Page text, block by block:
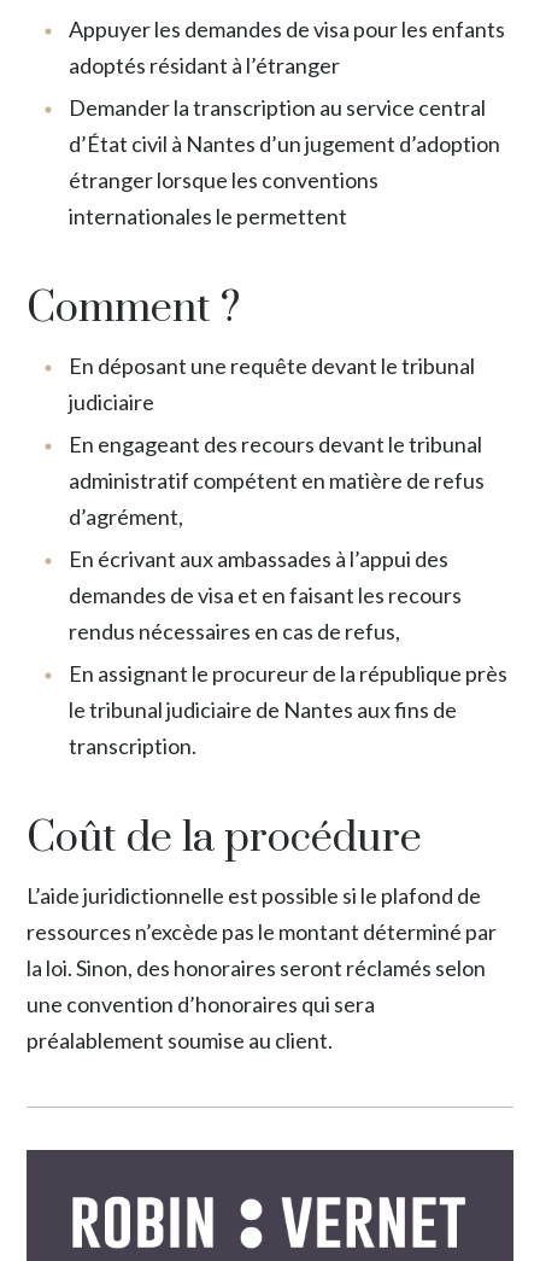
Appuyer les demandes de visa pour les enfants
adoptés résidant à l’étranger
Demander la transcription au service central
d’État civil à Nantes d’un jugement d’adoption
étranger lorsque les conventions
internationales le permettent
Comment ?
En déposant une requête devant le tribunal
judiciaire
En engageant des recours devant le tribunal
administratif compétent en matière de refus
d’agrément,
En écrivant aux ambassades à l’appui des
demandes de visa et en faisant les recours
rendus nécessaires en cas de refus,
En assignant le procureur de la république près
le tribunal judiciaire de Nantes aux fins de
transcription.
Coût de la procédure
L’aide juridictionnelle est possible si le plafond de
ressources n’excède pas le montant déterminé par
la loi. Sinon, des honoraires seront réclamés selon
une convention d’honoraires qui sera
préalablement soumise au client.